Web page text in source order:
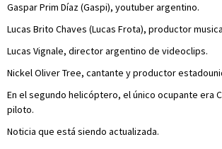
Gaspar Prim Díaz (Gaspi), youtuber argentino.
Lucas Brito Chaves (Lucas Frota), productor
Lucas Vignale, director argentino de videoclips.
Nickel Oliver Tree, cantante y productor
En el segundo helicóptero, el único ocupante era
piloto.
Noticia que está siendo actualizada.